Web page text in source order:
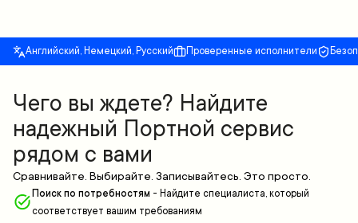
Английский, Немецкий, Русский Проверенные исполнители
Чего вы ждете? Найдите
надежный Портной сервис
рядом с вами
Сравнивайте. Выбирайте. Записывайтесь. Это просто.
Поиск по потребностям - Найдите специалиста, который
соответствует вашим требованиям